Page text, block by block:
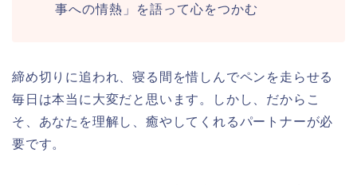
事への情熱」を語って心をつかむ
締め切りに追われ、寝る間を惜しんでペンを走らせる
毎日は本当に大変だと思います。しかし、だからこ
そ、あなたを理解し、癒やしてくれるパートナーが必
要です。